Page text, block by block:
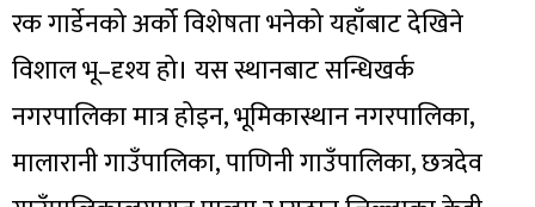
रक गार्डेनको अर्को विशेषता भनेको यहाँबाट देखिने
विशाल भू–दृश्य हो। यस स्थानबाट सन्धिखर्क
नगरपालिका मात्र होइन, भूमिकास्थान नगरपालिका,
मालारानी गाउँपालिका, पाणिनी गाउँपालिका, छत्रदेव